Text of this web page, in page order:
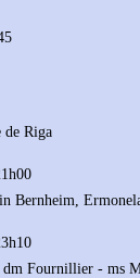
de Riga
Bernheim,
dm Fournillier - ms